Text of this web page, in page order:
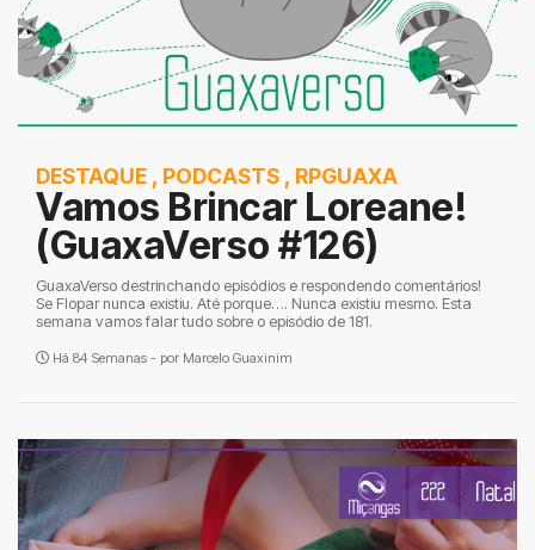
DESTAQUE , PODCASTS , RPGUAXA
Vamos Brincar Loreane!
(GuaxaVerso #126)
GuaxaVerso destrinchando episódios e respondendo comentários!
Se Flopar nunca existiu. Até porque…. Nunca existiu mesmo. Esta
semana vamos falar tudo sobre o episódio de 181.
Há 84 Semanas - por Marcelo Guaxinim